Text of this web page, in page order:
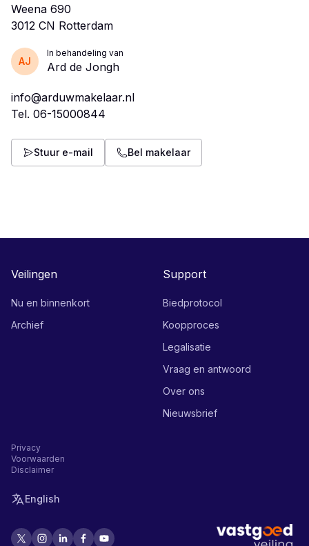
Weena 690
AJ
In behandeling van
Ard de Jongh
info@arduwmakelaar.nl
Tel. 06-15000844
Stuur e-mail Bel makelaar
Veilingen
Nu en binnenkort
Archief
Support
Biedprotocol
Koopproces
Legalisatie
Vraag en antwoord
Over ons
Nieuwsbrief
Privacy
Voorwaarden
Disclaimer
English